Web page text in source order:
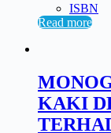
ISBN
Read more
KAKI